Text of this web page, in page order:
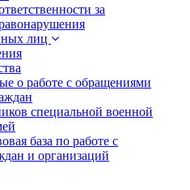
за
лиц
о работе с обращениями
специальной военной
база по работе с
и организаций